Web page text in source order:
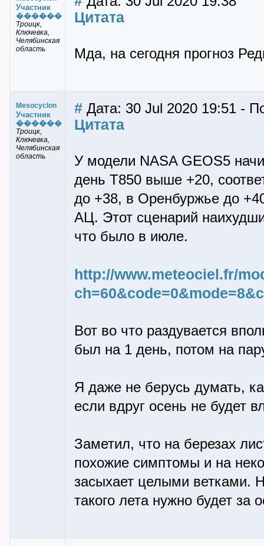
Участник
������
Троицк,
Ключевка,
Челябинская
область
Цитата
Мда, на сегодня прогноз
Mesocyclon
Участник
������
Троицк,
Ключевка,
Челябинская
область
# Дата: 30 Jul 2020 19:51 -
Цитата
У модели NASA GEOS5
день Т850 выше +20,
до +38, в Оренбуржье до
АЦ. Этот сценарий
что было в июле.
http://www.meteociel.fr/
Вот во что раздувается
был на 1 день, потом на
Я даже не берусь думать,
если вдруг осень не будет
Заметил, что на березах
похожие симптомы и на
засыхает целыми ветками.
такого лета нужно будет за